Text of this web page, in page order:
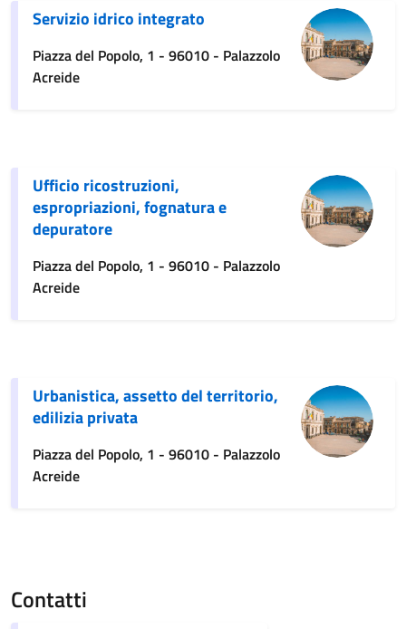
Servizio idrico integrato
Piazza del Popolo, 1 - 96010 - Palazzolo
Acreide
Ufficio ricostruzioni,
espropriazioni, fognatura e
depuratore
Piazza del Popolo, 1 - 96010 - Palazzolo
Acreide
Urbanistica, assetto del territorio,
edilizia privata
Piazza del Popolo, 1 - 96010 - Palazzolo
Acreide
Contatti